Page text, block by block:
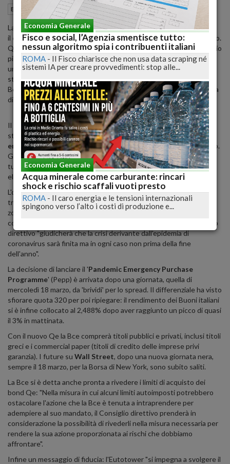
Economia generale Roma (RM) 19 Marzo 2020 09:22
La Bce scende in campo con unbazookaeccezionale contro
il coronavirus, un nuovo quantitative easing da 750 miliardi di euro.
Questa volta l'intervento dell'Eurotower è netto. Un vero e proprio
piano d'emergenza perché come sottolinea il numero
uno Christine Lagarde, "tempi straordinari richiedono un'azione
straordinaria. Non ci sono limiti al nostro impegno per l'euro". E la
Bce è "determinata a sfruttare tutto il potenziale degli strumenti a
disposizione nell'ambito mandato".
Il Consiglio direttivo, al termine di una riunione telefonica
straordinaria, ha lanciato un nuovo Programma diacquisti di
emergenza pandemica(Pepp) per complessivi 750 miliardi di euro.
Gli acquisti saranno condotti fino alla fine del 2020 e includeranno
tutte le categorie di attività di titoli del settore privato e pubblico
eleggibili in base al programma di acquisti già esistente.
L'obiettivo è "contrastare i gravi rischi per il meccanismo di
trasmissione della politica monetariae per le prospettive della
zona euro derivanti dall'epidemia e dalla crescente diffusione del
coronavirus". Il programma di acquisti terminerà quando il consiglio
direttivo "giudicherà che la crisi derivante dall'epidemia di
coronavirus sarà finita ma in ogni caso non prima della fine
dell'anno".
La decisione di lanciare il 'Pandemic Emergency Purchase
Programme' (Pepp) è arrivata dopo una giornata, quella di
mercoledì 18 marzo, da 'brividi' per lo spread. Il differenziale ha visto
sfiorare quota 320 per poi ripiegare: il rendimento dei Buoni italiani
si è infine collocato al 2,488% dopo aver raggiunto un picco di quasi
il 3% in mattinata.
Con il nuovo Qe la Bce comprerà titoli pubblici e privati, inclusi titoli
greci e i commercial paper (titoli di credito delle imprese privi
garanzia). I future su Wall Street, dopo una nuova giornata nera,
sempre il 18 marzo, per la Borsa di New York, sono subito saliti.
La Bce si è detta anche pronta a rivedere i limiti di acquisto dei
bond Qe: "Nella misura in cui alcuni limiti autoimposti potrebbero
ostacolare l'azione che la Bce è tenuta a intraprendere per
adempiere al suo mandato, il Consiglio direttivo prenderà in
considerazione la possibilità di rivederli nella misura necessaria per
rendere la sua azione proporzionata ai rischi che dobbiamo
affrontare".
Infine un messaggio di fiducia: l'Eutotower "si impegna a svolgere il
Economia Generale
Fisco e social, l’Agenzia smentisce tutto:
nessun algoritmo spia i contribuenti italiani
ROMA - Il Fisco chiarisce che non usa data scraping né
sistemi IA per creare provvedimenti: stop alle...
Economia Generale
Acqua minerale come carburante: rincari
shock e rischio scaffali vuoti presto
ROMA - Il caro energia e le tensioni internazionali
spingono verso l’alto i costi di produzione e...